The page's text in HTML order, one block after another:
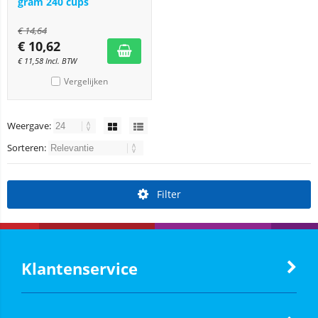
€14,64
€ 10,62
€ 11,58 Incl. BTW
Vergelijken
Weergave:
Sorteren:
Filter
Klantenservice